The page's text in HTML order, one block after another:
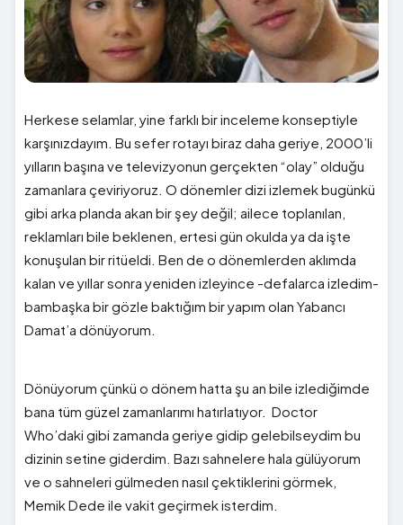
Herkese selamlar, yine farklı bir inceleme konseptiyle
karşınızdayım. Bu sefer rotayı biraz daha geriye, 2000’li
yılların başına ve televizyonun gerçekten “olay” olduğu
zamanlara çeviriyoruz. O dönemler dizi izlemek bugünkü
gibi arka planda akan bir şey değil; ailece toplanılan,
reklamları bile beklenen, ertesi gün okulda ya da işte
konuşulan bir ritüeldi. Ben de o dönemlerden aklımda
kalan ve yıllar sonra yeniden izleyince -defalarca izledim-
bambaşka bir gözle baktığım bir yapım olan Yabancı
Damat’a dönüyorum.
Dönüyorum çünkü o dönem hatta şu an bile izlediğimde
bana tüm güzel zamanlarımı hatırlatıyor. Doctor
Who’daki gibi zamanda geriye gidip gelebilseydim bu
dizinin setine giderdim. Bazı sahnelere hala gülüyorum
ve o sahneleri gülmeden nasıl çektiklerini görmek,
Memik Dede ile vakit geçirmek isterdim.